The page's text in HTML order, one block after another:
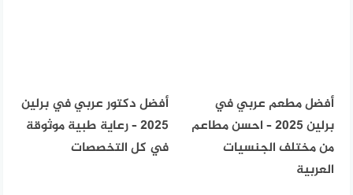
أفضل مطعم عربي في
برلين 2025 – احسن مطاعم
من مختلف الجنسيات
العربية
أفضل دكتور عربي في برلين
2025 – رعاية طبية موثوقة
في كل التخصصات